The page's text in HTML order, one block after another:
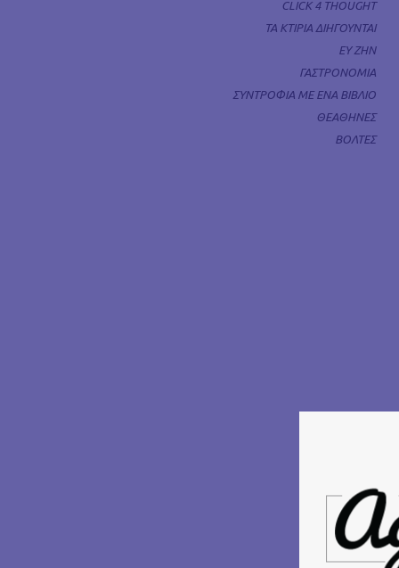
CLICK 4 THOUGHT
ΤΑ ΚΤΙΡΙΑ ΔΙΗΓΟΥΝΤΑΙ
ΕΥ ΖΗΝ
ΓΑΣΤΡΟΝΟΜΙΑ
ΣΥΝΤΡΟΦΙΑ ΜΕ ΕΝΑ ΒΙΒΛΙΟ
ΘΕΑΘΗΝΕΣ
ΒΟΛΤΕΣ